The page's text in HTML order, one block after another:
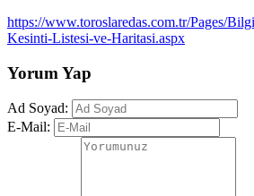
https://www.toroslaredas.com.tr/Pages/
Kesinti-Listesi-ve-Haritasi.aspx
Yorum Yap
Ad Soyad:
E-Mail: